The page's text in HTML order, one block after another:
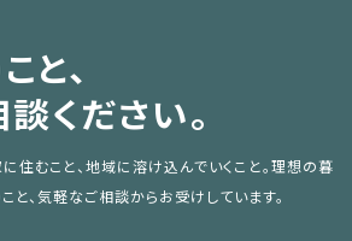
と、
ください。
住むこと、地域に溶け込んでいくこと。理想の暮
と、気軽なご相談からお受けしています。